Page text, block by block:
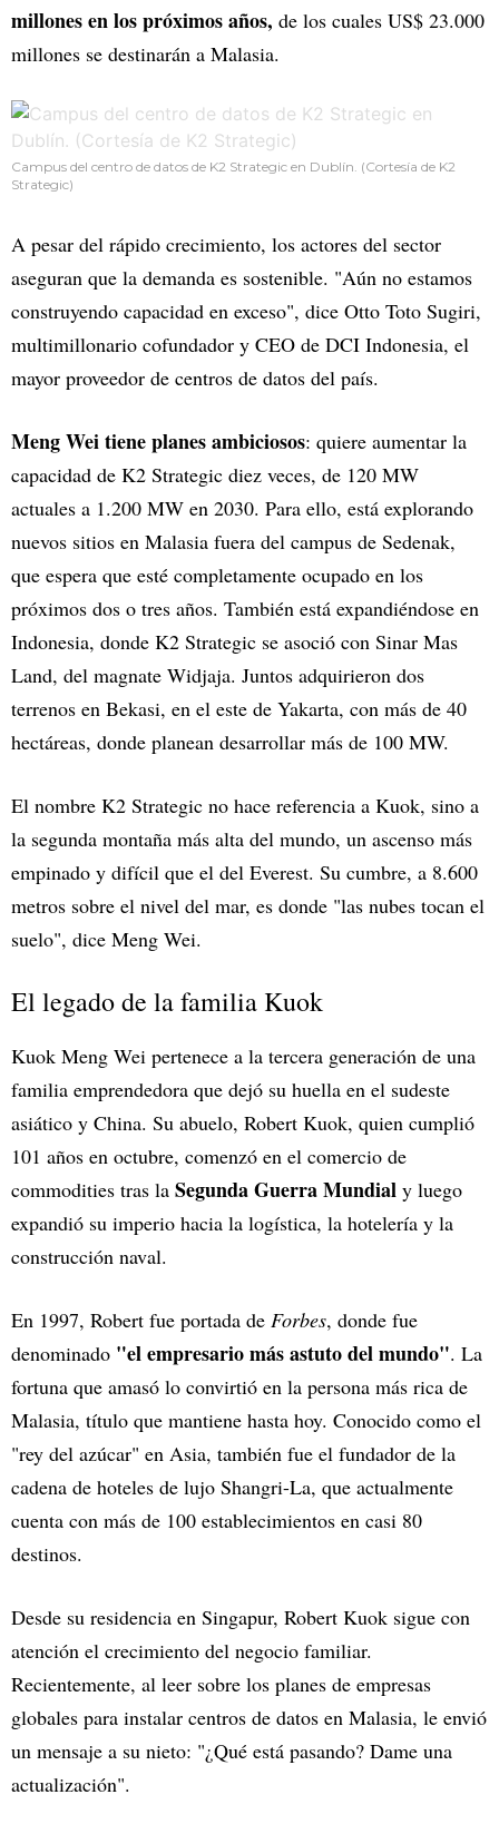
millones en los próximos años, de los cuales US$ 23.000
millones se destinarán a Malasia.
Campus del centro de datos de K2 Strategic en Dublín. (Cortesía de K2
Strategic)
A pesar del rápido crecimiento, los actores del sector
aseguran que la demanda es sostenible. "Aún no estamos
construyendo capacidad en exceso", dice Otto Toto Sugiri,
multimillonario cofundador y CEO de DCI Indonesia, el
mayor proveedor de centros de datos del país.
Meng Wei tiene planes ambiciosos: quiere aumentar la
capacidad de K2 Strategic diez veces, de 120 MW
actuales a 1.200 MW en 2030. Para ello, está explorando
nuevos sitios en Malasia fuera del campus de Sedenak,
que espera que esté completamente ocupado en los
próximos dos o tres años. También está expandiéndose en
Indonesia, donde K2 Strategic se asoció con Sinar Mas
Land, del magnate Widjaja. Juntos adquirieron dos
terrenos en Bekasi, en el este de Yakarta, con más de 40
hectáreas, donde planean desarrollar más de 100 MW.
El nombre K2 Strategic no hace referencia a Kuok, sino a
la segunda montaña más alta del mundo, un ascenso más
empinado y difícil que el del Everest. Su cumbre, a 8.600
metros sobre el nivel del mar, es donde "las nubes tocan el
suelo", dice Meng Wei.
El legado de la familia Kuok
Kuok Meng Wei pertenece a la tercera generación de una
familia emprendedora que dejó su huella en el sudeste
asiático y China. Su abuelo, Robert Kuok, quien cumplió
101 años en octubre, comenzó en el comercio de
commodities tras la Segunda Guerra Mundial y luego
expandió su imperio hacia la logística, la hotelería y la
construcción naval.
En 1997, Robert fue portada de Forbes, donde fue
denominado "el empresario más astuto del mundo". La
fortuna que amasó lo convirtió en la persona más rica de
Malasia, título que mantiene hasta hoy. Conocido como el
"rey del azúcar" en Asia, también fue el fundador de la
cadena de hoteles de lujo Shangri-La, que actualmente
cuenta con más de 100 establecimientos en casi 80
destinos.
Desde su residencia en Singapur, Robert Kuok sigue con
atención el crecimiento del negocio familiar.
Recientemente, al leer sobre los planes de empresas
globales para instalar centros de datos en Malasia, le envió
un mensaje a su nieto: "¿Qué está pasando? Dame una
actualización".